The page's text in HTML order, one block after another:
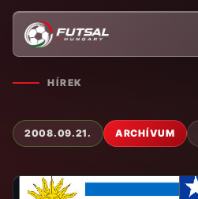
HÍREK
2008.09.21. ARCHÍVUM